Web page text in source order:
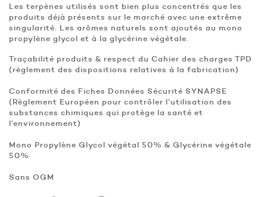
Les terpènes utilisés sont bien plus concentrés que les
produits déjà présents sur le marché avec une extrême
singularité. Les arômes naturels sont ajoutés au mono
propylène glycol et à la glycérine végétale.
Traçabilité produits & respect du Cahier des charges TPD
(règlement des dispositions relatives à la fabrication)
Conformité des Fiches Données Sécurité SYNAPSE
(Règlement Européen pour contrôler l’utilisation des
substances chimiques qui protège la santé et
l’environnement)
Mono Propylène Glycol végétal 50% & Glycérine végétale
50%
Sans OGM